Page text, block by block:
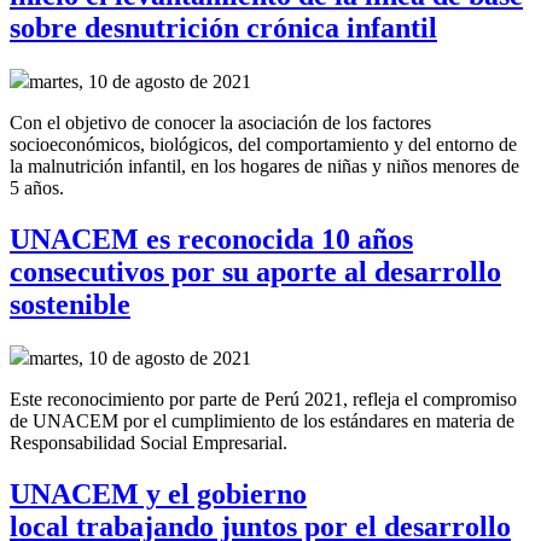
sobre desnutrición crónica infantil
martes, 10 de agosto de 2021
Con el objetivo de conocer la asociación de los factores
socioeconómicos, biológicos, del comportamiento y del entorno de
la malnutrición infantil, en los hogares de niñas y niños menores de
5 años.
UNACEM es reconocida 10 años
consecutivos por su aporte al desarrollo
sostenible
martes, 10 de agosto de 2021
Este reconocimiento por parte de Perú 2021, refleja el compromiso
de UNACEM por el cumplimiento de los estándares en materia de
Responsabilidad Social Empresarial.
UNACEM y el gobierno
local trabajando juntos por el desarrollo